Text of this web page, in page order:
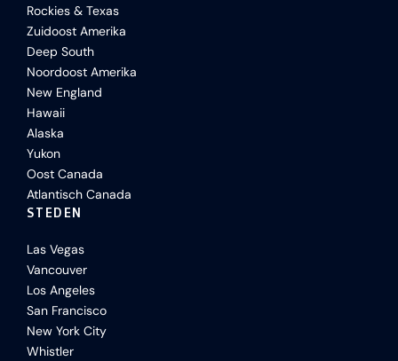
Rockies & Texas
Zuidoost Amerika
Deep South
Noordoost Amerika
New England
Hawaii
Alaska
Yukon
Oost Canada
Atlantisch Canada
STEDEN
Las Vegas
Vancouver
Los Angeles
San Francisco
New York City
Whistler